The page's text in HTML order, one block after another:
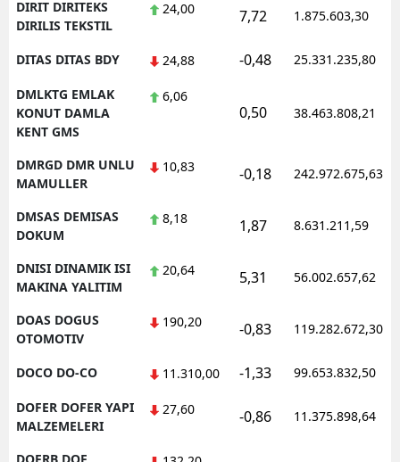
DIRIT DIRITEKS
DIRILIS TEKSTIL
24,00 7,72 1.875.603,30
DITAS DITAS BDY 24,88 -0,48 25.331.235,80
DMLKTG EMLAK
KONUT DAMLA
KENT GMS
6,06
0,50 38.463.808,21
DMRGD DMR UNLU
MAMULLER
10,83 -0,18 242.972.675,63
DMSAS DEMISAS
DOKUM
8,18 1,87 8.631.211,59
DNISI DINAMIK ISI
MAKINA YALITIM
20,64 5,31 56.002.657,62
DOAS DOGUS
OTOMOTIV
190,20 -0,83 119.282.672,30
DOCO DO-CO 11.310,00 -1,33 99.653.832,50
DOFER DOFER YAPI
MALZEMELERI
27,60 -0,86 11.375.898,64